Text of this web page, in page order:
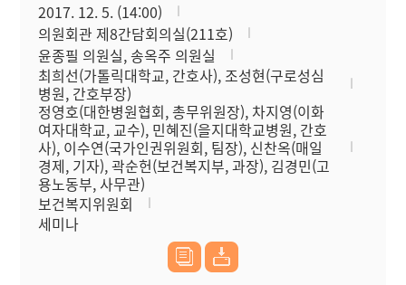
2017. 12. 5. (14:00)
의원회관 제8간담회의실(211호)
윤종필 의원실, 송옥주 의원실
최희선(가톨릭대학교, 간호사), 조성현(구로성심
병원, 간호부장)
정영호(대한병원협회, 총무위원장), 차지영(이화
여자대학교, 교수), 민혜진(을지대학교병원, 간호
사), 이수연(국가인권위원회, 팀장), 신찬옥(매일
경제, 기자), 곽순헌(보건복지부, 과장), 김경민(고
용노동부, 사무관)
보건복지위원회
세미나